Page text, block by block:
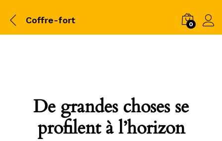
Coffre-fort 0
De grandes choses se
profilent à l’horizon